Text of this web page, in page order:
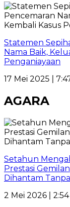
Statemen
Nama Baik,
Penganiayaan
17 Mei 2025 |
AGARA
Setahun
Prestasi
Dihantam
2 Mei 2026 |